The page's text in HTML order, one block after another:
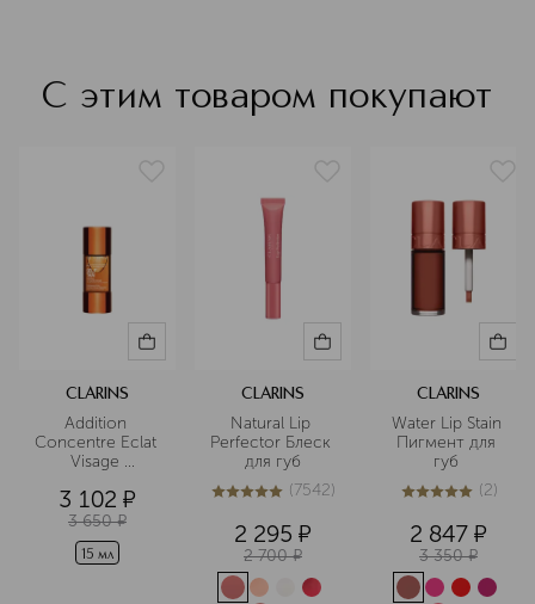
С этим товаром покупают
CLARINS
Addition
Concentre Eclat
Visage
эффектом
загара для лица
3 102 ¤
3 650 ¤
15 мл
CLARINS
Natural Lip
Perfector Блеск
для губ
5из 57542 (7542)
2 295 ¤
2 700 ¤
CLARINS
Water Lip Stain
Пигмент для
5из 52 (2)
2 847 ¤
3 350 ¤